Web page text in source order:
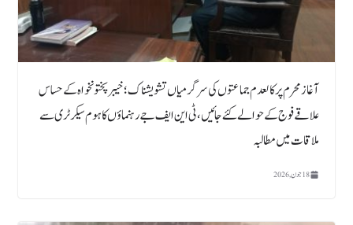
آغاز محرم پرکالعدم جماعتوں کی سرگرمیاں تشویشناک ؛ خیبر پختونخواہ کے حساس
علاقے فوج کے حوالے کئے جائیں ، ٹی این ایف جے رہنماؤں کا ہوم سیکرٹری سے
ملاقات میں مطالبہ
18 جون, 2026